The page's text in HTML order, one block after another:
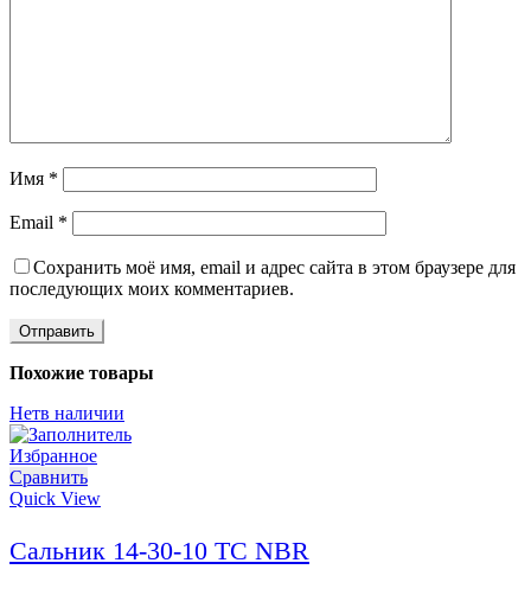
Имя *
Email *
Сохранить моё имя, email и адрес сайта в этом браузере для
последующих моих комментариев.
Похожие товары
Нетв наличии
Избранное
Сравнить
Quick View
Сальник 14-30-10 TC NBR